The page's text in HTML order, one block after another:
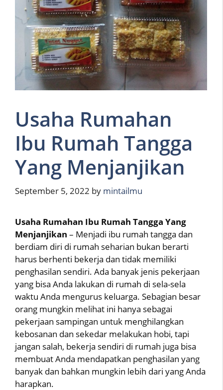
Usaha Rumahan
Ibu Rumah Tangga
Yang Menjanjikan
September 5, 2022 by mintailmu
Usaha Rumahan Ibu Rumah Tangga Yang
Menjanjikan – Menjadi ibu rumah tangga dan
berdiam diri di rumah seharian bukan berarti
harus berhenti bekerja dan tidak memiliki
penghasilan sendiri. Ada banyak jenis pekerjaan
yang bisa Anda lakukan di rumah di sela-sela
waktu Anda mengurus keluarga. Sebagian besar
orang mungkin melihat ini hanya sebagai
pekerjaan sampingan untuk menghilangkan
kebosanan dan sekedar melakukan hobi, tapi
jangan salah, bekerja sendiri di rumah juga bisa
membuat Anda mendapatkan penghasilan yang
banyak dan bahkan mungkin lebih dari yang Anda
harapkan.